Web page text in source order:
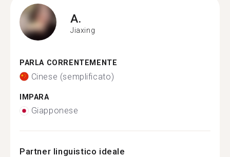
A.
Jiaxing
PARLA CORRENTEMENTE
Cinese (semplificato)
IMPARA
Giapponese
Partner linguistico ideale